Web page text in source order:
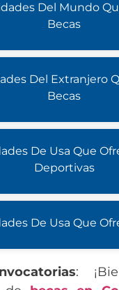
Del Mundo
Becas
Del Extranjero
Becas
De Usa Que
Deportivas
De Usa Que
: